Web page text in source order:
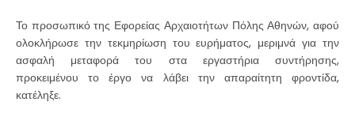
Το προσωπικό της Εφορείας Αρχαιοτήτων Πόλης Αθηνών, αφού
ολοκλήρωσε την τεκμηρίωση του ευρήματος, μεριμνά για την
ασφαλή μεταφορά του στα εργαστήρια συντήρησης,
προκειμένου το έργο να λάβει την απαραίτητη φροντίδα,
κατέληξε.